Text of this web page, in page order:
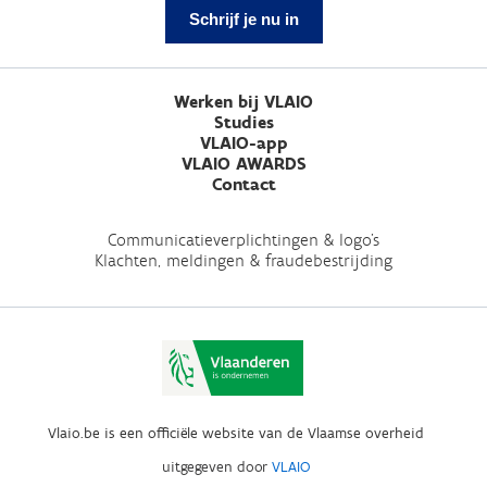
Schrijf je nu in
Werken bij VLAIO
Studies
VLAIO-app
VLAIO AWARDS
Contact
Communicatieverplichtingen & logo's
Klachten, meldingen & fraudebestrijding
Vlaio.be is een officiële website van de Vlaamse overheid
uitgegeven door VLAIO